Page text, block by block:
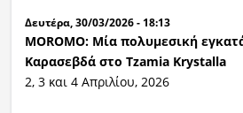
Δευτέρα, 30/03/2026 - 18:13
MOROMO: Μία πολυμεσική
Καρασεβδά στο Tzamia Krystalla
2, 3 και 4 Απριλίου, 2026